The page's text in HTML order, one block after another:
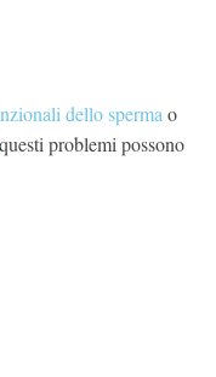
dello spermao
problemi possono